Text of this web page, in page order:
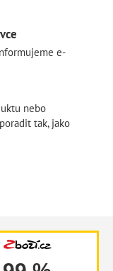
e-
nebo
tak, jako